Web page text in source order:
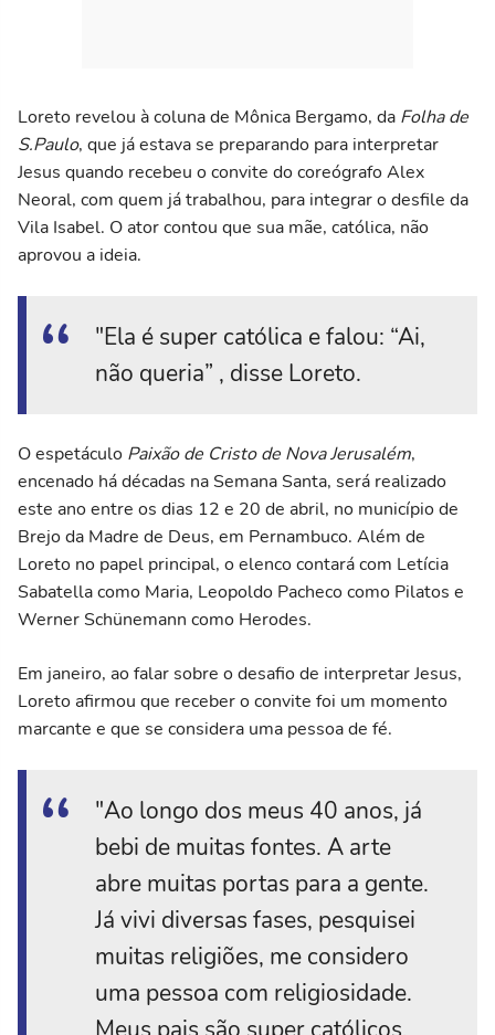
Loreto revelou à coluna de Mônica Bergamo, da Folha de
S.Paulo, que já estava se preparando para interpretar
Jesus quando recebeu o convite do coreógrafo Alex
Neoral, com quem já trabalhou, para integrar o desfile da
Vila Isabel. O ator contou que sua mãe, católica, não
aprovou a ideia.
"Ela é super católica e falou: “Ai,
não queria” , disse Loreto.
O espetáculo Paixão de Cristo de Nova Jerusalém,
encenado há décadas na Semana Santa, será realizado
este ano entre os dias 12 e 20 de abril, no município de
Brejo da Madre de Deus, em Pernambuco. Além de
Loreto no papel principal, o elenco contará com Letícia
Sabatella como Maria, Leopoldo Pacheco como Pilatos e
Werner Schünemann como Herodes.
Em janeiro, ao falar sobre o desafio de interpretar Jesus,
Loreto afirmou que receber o convite foi um momento
marcante e que se considera uma pessoa de fé.
"Ao longo dos meus 40 anos, já
bebi de muitas fontes. A arte
abre muitas portas para a gente.
Já vivi diversas fases, pesquisei
muitas religiões, me considero
uma pessoa com religiosidade.